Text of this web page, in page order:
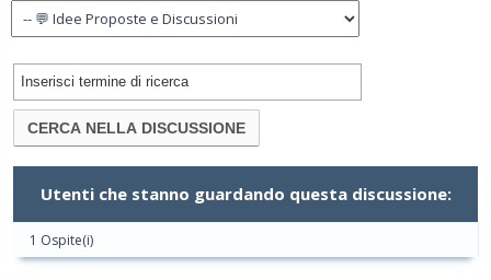
Utenti che stanno guardando questa discussione:
1 Ospite(i)